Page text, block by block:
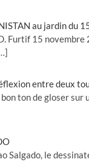
au jardin du
Furtif 15 novembre
entre deux
ton de gloser sur
Salgado, le